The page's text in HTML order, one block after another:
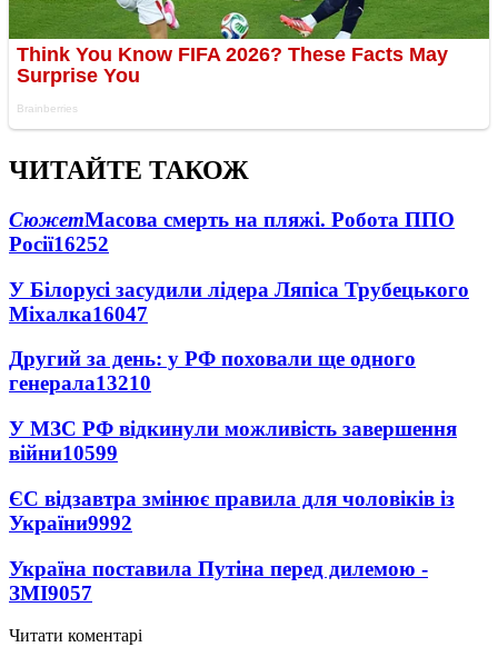
ЧИТАЙТЕ ТАКОЖ
СюжетМасова смерть на пляжі. Робота ППО
Росії16252
У Білорусі засудили лідера Ляпіса Трубецького
Міхалка16047
Другий за день: у РФ поховали ще одного
генерала13210
У МЗС РФ відкинули можливість завершення
війни10599
ЄС відзавтра змінює правила для чоловіків із
України9992
Україна поставила Путіна перед дилемою -
ЗМІ9057
Читати коментарі